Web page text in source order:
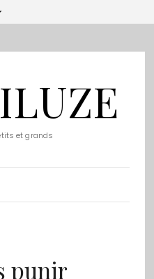
et grands
punir